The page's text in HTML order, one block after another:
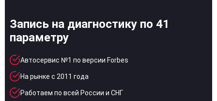
Запись на диагностику по 41
параметру
Автосервис №1 по версии Forbes
На рынке с 2011 года
Работаем по всей России и СНГ